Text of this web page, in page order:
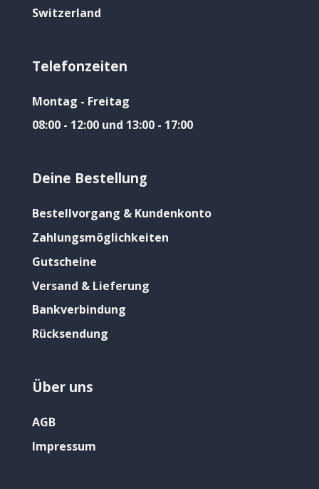
Switzerland
Telefonzeiten
Montag - Freitag
08:00 - 12:00 und 13:00 - 17:00
Deine Bestellung
Bestellvorgang & Kundenkonto
Zahlungsmöglichkeiten
Gutscheine
Versand & Lieferung
Bankverbindung
Rücksendung
Über uns
AGB
Impressum